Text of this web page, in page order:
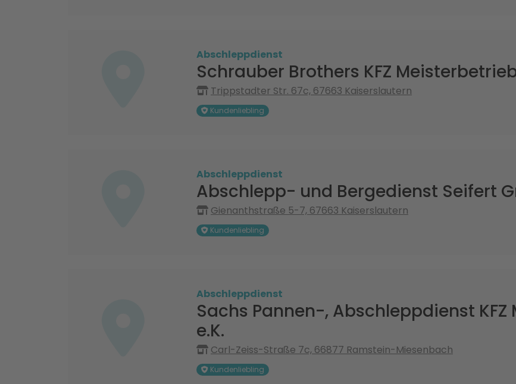
Abschleppdienst
Schrauber Brothers KFZ
Trippstadter Str. 67c, 67663 Kaiserslautern
Kundenliebling
Abschleppdienst
Abschlepp- und Bergedienst Seifert
Gienanthstraße 5-7, 67663 Kaiserslautern
Kundenliebling
Abschleppdienst
Sachs Pannen-, Abschleppdienst
e.K.
Carl-Zeiss-Straße 7c, 66877 Ramstein-Miesenbach
Kundenliebling